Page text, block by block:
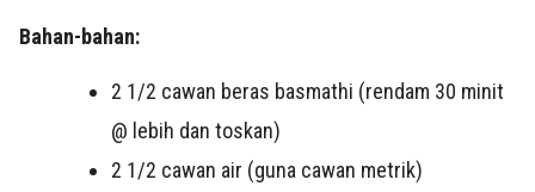
Bahan-bahan:
2 1/2 cawan beras basmathi (rendam 30 minit
@ lebih dan toskan)
2 1/2 cawan air (guna cawan metrik)